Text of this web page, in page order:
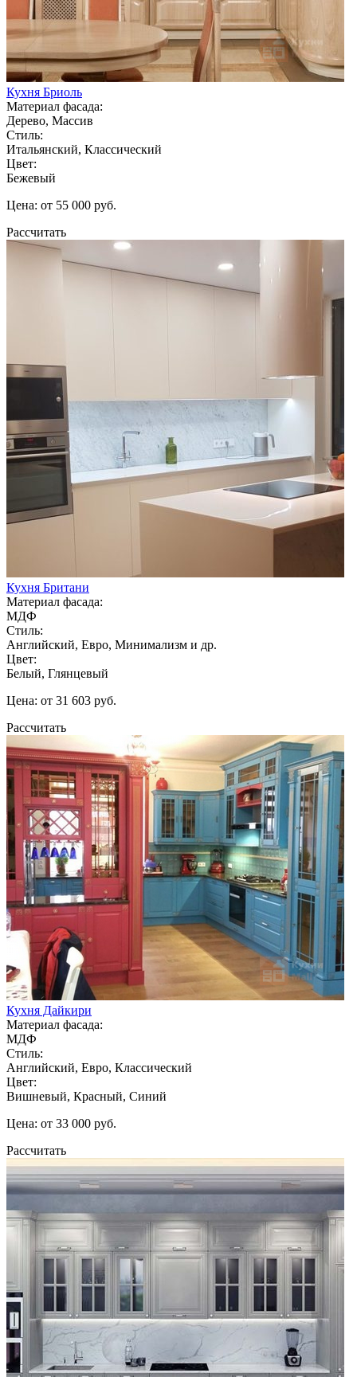
Кухня Бриоль
Материал фасада:
Дерево, Массив
Стиль:
Итальянский, Классический
Цвет:
Бежевый
Цена: от 55 000 руб.
Рассчитать
Кухня Британи
Материал фасада:
МДФ
Стиль:
Английский, Евро, Минимализм и др.
Цвет:
Белый, Глянцевый
Цена: от 31 603 руб.
Рассчитать
Кухня Дайкири
Материал фасада:
МДФ
Стиль:
Английский, Евро, Классический
Цвет:
Вишневый, Красный, Синий
Цена: от 33 000 руб.
Рассчитать